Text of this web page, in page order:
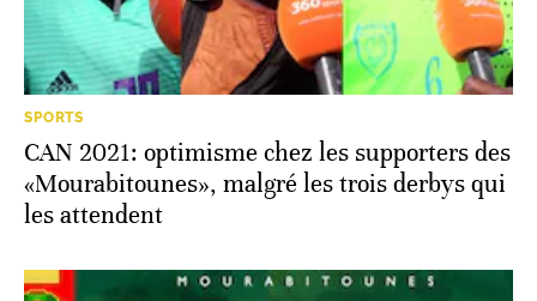
SPORTS
CAN 2021: optimisme chez les supporters des
«Mourabitounes», malgré les trois derbys qui
les attendent